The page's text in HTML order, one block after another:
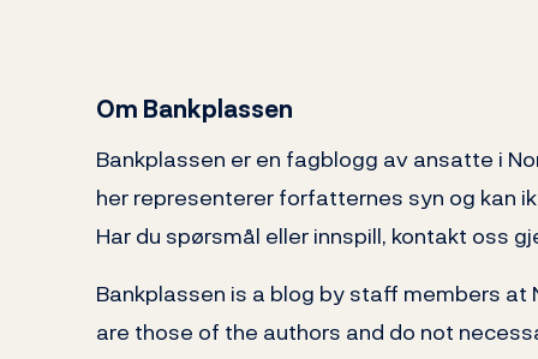
Om Bankplassen
Bankplassen er en fagblogg av ansatte i
her representerer forfatternes syn og kan
Har du spørsmål eller innspill, kontakt oss
Bankplassen is a blog by staff members at
are those of the authors and do not